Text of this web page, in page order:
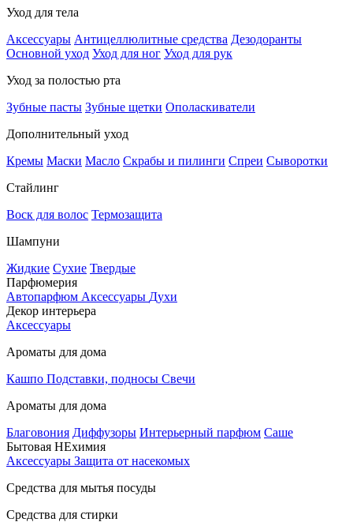
Уход для тела
Аксессуары Антицеллюлитные средства Дезодоранты
Основной уход Уход для ног Уход для рук
Уход за полостью рта
Зубные пасты Зубные щетки Ополаскиватели
Дополнительный уход
Кремы Маски Масло Скрабы и пилинги Спреи Сыворотки
Стайлинг
Воск для волос Термозащита
Шампуни
Жидкие Сухие Твердые
Парфюмерия
Автопарфюм Аксессуары Духи
Декор интерьера
Аксессуары
Ароматы для дома
Кашпо Подставки, подносы Свечи
Ароматы для дома
Благовония Диффузоры Интерьерный парфюм Саше
Бытовая НЕхимия
Аксессуары Защита от насекомых
Средства для мытья посуды
Средства для стирки